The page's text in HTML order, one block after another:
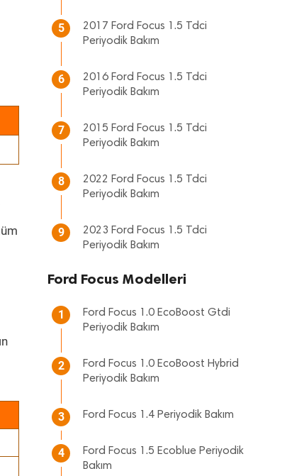
5
2017 Ford Focus 1.5 Tdci
Periyodik Bakım
6
2016 Ford Focus 1.5 Tdci
Periyodik Bakım
7
2015 Ford Focus 1.5 Tdci
Periyodik Bakım
8
2022 Ford Focus 1.5 Tdci
Periyodik Bakım
9
2023 Ford Focus 1.5 Tdci
Periyodik Bakım
Ford Focus Modelleri
1
Ford Focus 1.0 EcoBoost Gtdi
Periyodik Bakım
2
Ford Focus 1.0 EcoBoost Hybrid
Periyodik Bakım
3 Ford Focus 1.4 Periyodik Bakım
4
Ford Focus 1.5 Ecoblue Periyodik
Bakım